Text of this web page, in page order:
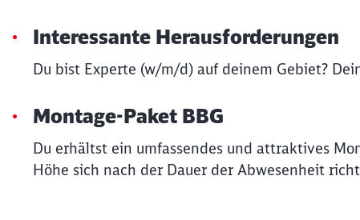
Interessante Herausforderungen
Du bist Experte (w/m/d) auf deinem Gebiet?
Montage-Paket BBG
Du erhältst ein umfassendes und attraktives
Höhe sich nach der Dauer der Abwesenheit